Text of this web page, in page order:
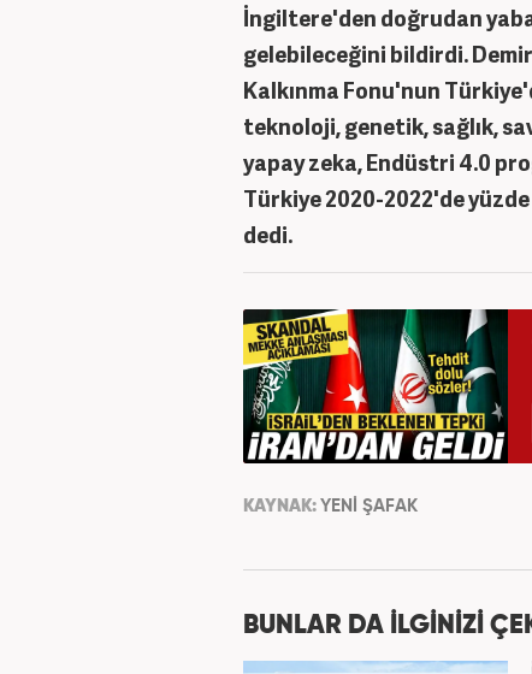
İngiltere'den doğrudan
gelebileceğini bildirdi.
Kalkınma Fonu'nun
teknoloji, genetik, sağlık,
yapay zeka, Endüstri 4.0
Türkiye 2020-2022'de
dedi.
KAYNAK: YENİ ŞAFAK
BUNLAR DA İLGİNİZİ